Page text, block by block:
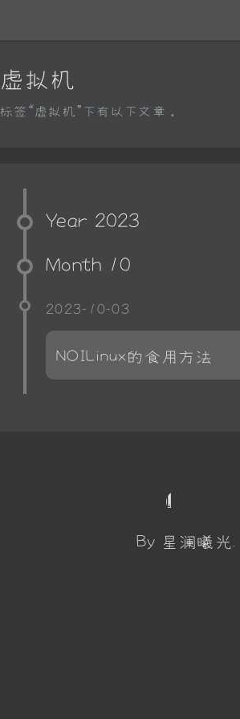
虚拟机
标签“虚拟机”下有以下文章。
Year 2023
Month 10
2023-10-03
NOILinux的食用方法
By 星澜曦光.